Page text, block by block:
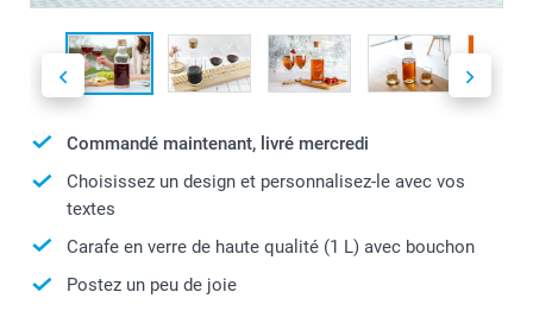
Commandé maintenant, livré mercredi
Choisissez un design et personnalisez-le avec vos
textes
Carafe en verre de haute qualité (1 L) avec bouchon
Postez un peu de joie